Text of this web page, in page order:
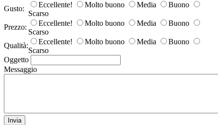
Gusto:
Eccellente! Molto buono Media
Buono
Scarso
Prezzo:
Eccellente! Molto buono Media
Buono
Scarso
Qualità:
Eccellente! Molto buono Media
Buono
Scarso
Oggetto
Messaggio
Invia